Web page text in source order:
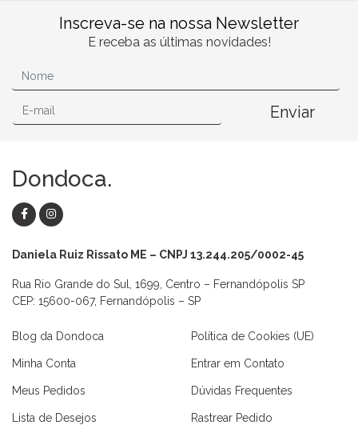
Inscreva-se na nossa Newsletter
E receba as últimas novidades!
Enviar
Dondoca.
Daniela Ruiz Rissato ME – CNPJ 13.244.205/0002-45
Rua Rio Grande do Sul, 1699, Centro – Fernandópolis SP
CEP: 15600-067, Fernandópolis – SP
Blog da Dondoca
Minha Conta
Meus Pedidos
Lista de Desejos
Política de Cookies (UE)
Entrar em Contato
Dúvidas Frequentes
Rastrear Pedido